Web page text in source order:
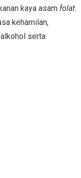
kaya asam folat.
kehamilan,
serta